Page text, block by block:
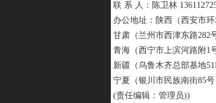
联 系 人：陈卫林
办公地址：陕西（西安市环
甘肃（兰州市西津东路282
青海（西宁市上滨河路附1
新疆（乌鲁木齐总部基地
宁夏（银川市民族南街85号
(责任编辑：管理员))